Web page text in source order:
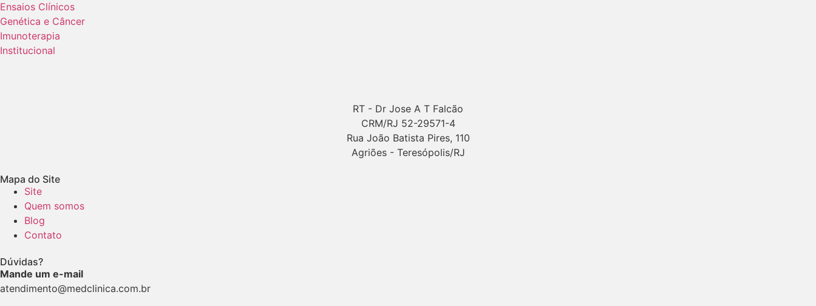
Ensaios Clínicos
Genética e Câncer
Imunoterapia
Institucional
RT - Dr Jose A T Falcão
CRM/RJ 52-29571-4
Rua João Batista Pires, 110
Agriões - Teresópolis/RJ
Mapa do Site
Site
Quem somos
Blog
Contato
Dúvidas?
Mande um e-mail
atendimento@medclinica.com.br